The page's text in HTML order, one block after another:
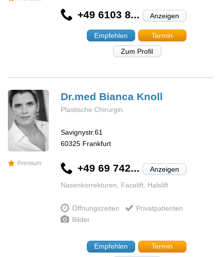
+49 6103 8... Anzeigen
Empfehlen
Termin
Zum Profil
Premium
Dr.med Bianca Knoll
Plastische Chirurgin
Savignystr.61
60325 Frankfurt
+49 69 742... Anzeigen
Nasenkorrekturen, Facelift, Halslift
Öffnungszeiten
Privatpatienten
Bilder
Empfehlen
Termin